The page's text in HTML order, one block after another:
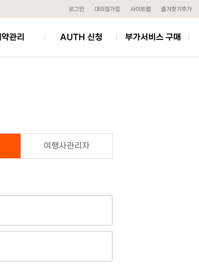
로그인 대리점가입 사이트맵 즐겨찾기추가
관리 AUTH 신청 부가서비스 구매
여행사관리자